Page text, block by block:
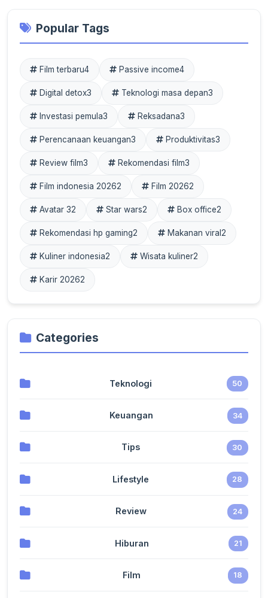
Popular Tags
Film terbaru4 Passive income4
Digital detox3 Teknologi masa depan3
Investasi pemula3 Reksadana3
Perencanaan keuangan3 Produktivitas3
Review film3 Rekomendasi film3
Film indonesia 20262 Film 20262
Avatar 32 Star wars2 Box office2
Rekomendasi hp gaming2 Makanan viral 2
Kuliner indonesia2 Wisata kuliner2
Karir 20262
Categories
Teknologi 50
Keuangan 34
Tips 30
Lifestyle 28
Review 24
Hiburan 21
Film 18